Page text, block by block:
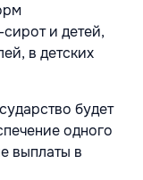
и детей,
в детских
будет
одного
выплаты в